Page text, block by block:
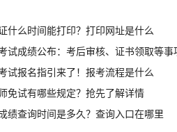
什么时间能打印？打印网址是什么
试成绩公布：考后审核、证书领取等事
试报名指引来了！报考流程是什么
免试有哪些规定？抢先了解详情
绩查询时间是多久？查询入口在哪里